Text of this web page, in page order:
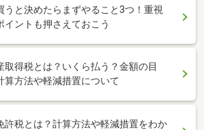
うと決めたらまずやること3つ！重視
イントも押さえておこう
取得税とは？いくら払う？金額の目
算方法や軽減措置について
許税とは？計算方法や軽減措置をわか